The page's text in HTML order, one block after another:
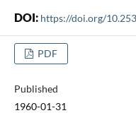
DOI: https://doi.org/
PDF
Published
1960-01-31